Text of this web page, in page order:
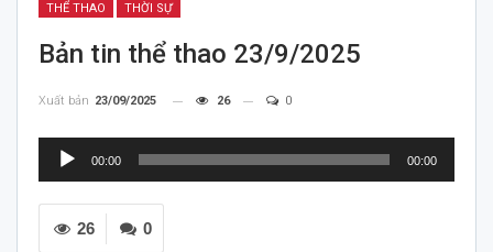
THỂ THAO THỜI SỰ
Bản tin thể thao 23/9/2025
Xuất bản 23/09/2025 26 0
Trình
Audio
00:00 00:00
0
26